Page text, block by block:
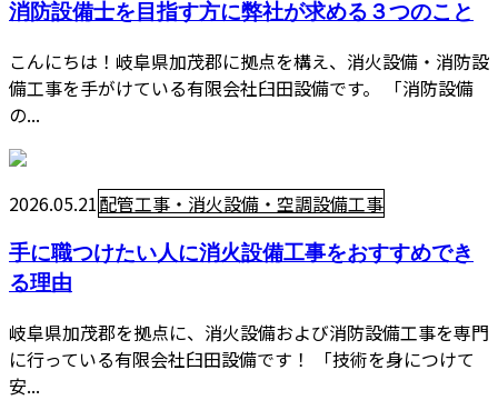
消防設備士を目指す方に弊社が求める３つのこと
こんにちは！岐阜県加茂郡に拠点を構え、消火設備・消防設
備工事を手がけている有限会社臼田設備です。 「消防設備
の...
2026.05.21配管工事・消火設備・空調設備工事
手に職つけたい人に消火設備工事をおすすめでき
る理由
岐阜県加茂郡を拠点に、消火設備および消防設備工事を専門
に行っている有限会社臼田設備です！ 「技術を身につけて
安...